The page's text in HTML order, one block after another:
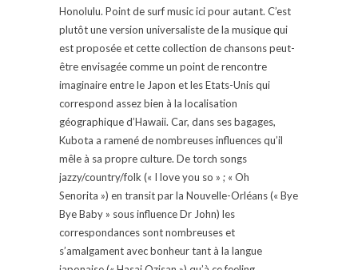
Honolulu. Point de surf music ici pour autant. C’est
plutôt une version universaliste de la musique qui
est proposée et cette collection de chansons peut-
être envisagée comme un point de rencontre
imaginaire entre le Japon et les Etats-Unis qui
correspond assez bien à la localisation
géographique d’Hawaii. Car, dans ses bagages,
Kubota a ramené de nombreuses influences qu’il
mêle à sa propre culture. De torch songs
jazzy/country/folk (« I love you so » ; « Oh
Senorita ») en transit par la Nouvelle-Orléans (« Bye
Bye Baby » sous influence Dr John) les
correspondances sont nombreuses et
s’amalgament avec bonheur tant à la langue